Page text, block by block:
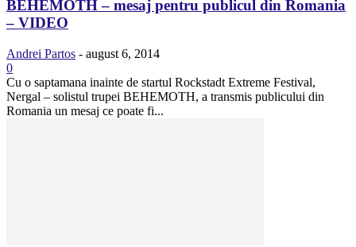
BEHEMOTH – mesaj pentru publicul din Romania
– VIDEO
Andrei Partos - august 6, 2014
0
Cu o saptamana inainte de startul Rockstadt Extreme Festival,
Nergal – solistul trupei BEHEMOTH, a transmis publicului din
Romania un mesaj ce poate fi...